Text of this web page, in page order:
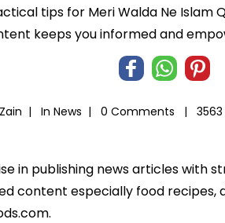
tips for Meri Walda Ne Islam
keeps you informed and
| In News | 0 Comments |
in publishing news articles with
content especially food